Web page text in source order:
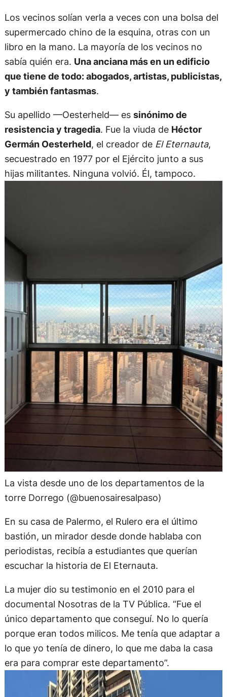
Los vecinos solían verla a veces con una bolsa del
supermercado chino de la esquina, otras con un
libro en la mano. La mayoría de los vecinos no
sabía quién era. Una anciana más en un edificio
que tiene de todo: abogados, artistas, publicistas,
y también fantasmas.
Su apellido —Oesterheld— es sinónimo de
resistencia y tragedia. Fue la viuda de Héctor
Germán Oesterheld, el creador de El Eternauta,
secuestrado en 1977 por el Ejército junto a sus
hijas militantes. Ninguna volvió. Él, tampoco.
La vista desde uno de los departamentos de la
torre Dorrego (@buenosairesalpaso)
En su casa de Palermo, el Rulero era el último
bastión, un mirador desde donde hablaba con
periodistas, recibía a estudiantes que querían
escuchar la historia de El Eternauta.
La mujer dio su testimonio en el 2010 para el
documental Nosotras de la TV Pública. “Fue el
único departamento que conseguí. No lo quería
porque eran todos milicos. Me tenía que adaptar a
lo que yo tenía de dinero, lo que me daba la casa
era para comprar este departamento”.